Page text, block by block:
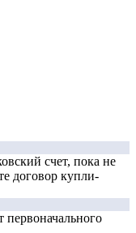
счет, пока не
договор купли-
первоначального